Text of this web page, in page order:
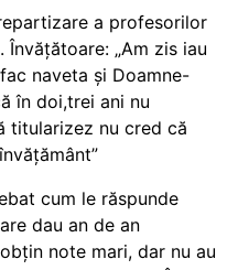
a profesorilor
Învățătoare: „Am zis iau
naveta și Doamne-
în doi,trei ani nu
titularizez nu cred că
cum le răspunde
dau an de an
note mari, dar nu au